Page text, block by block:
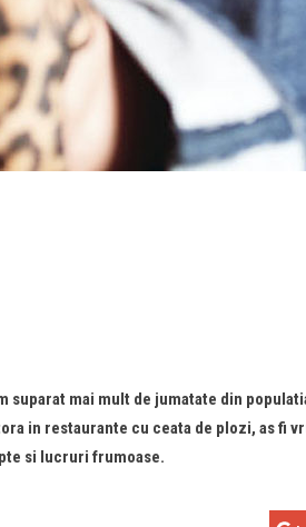
suparat mai mult de jumatate din
in restaurante cu ceata de plozi, as fi
si lucruri frumoase.